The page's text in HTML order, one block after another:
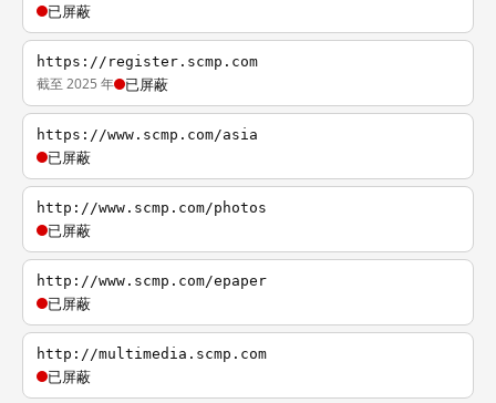
已屏蔽
https://register.scmp.com
截至 2025 年 已屏蔽
https://www.scmp.com/asia
已屏蔽
http://www.scmp.com/photos
已屏蔽
http://www.scmp.com/epaper
已屏蔽
http://multimedia.scmp.com
已屏蔽